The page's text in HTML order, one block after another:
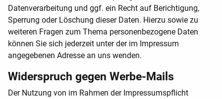
Datenverarbeitung und ggf. ein Recht auf Berichtigung,
Sperrung oder Löschung dieser Daten. Hierzu sowie zu
weiteren Fragen zum Thema personenbezogene Daten
können Sie sich jederzeit unter der im Impressum
angegebenen Adresse an uns wenden.
Widerspruch gegen Werbe-Mails
Der Nutzung von im Rahmen der Impressumspflicht